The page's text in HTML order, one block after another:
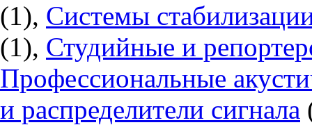
(1), Системы
(1), Студийные и
Профессиональные
и распределители сигнала